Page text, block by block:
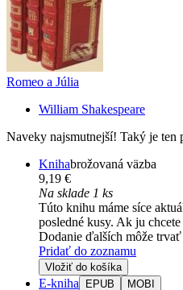
Romeo a Júlia
William Shakespeare
Naveky najsmutnejší! Taký je ten
Knihabrožovaná väzba
9,19 €
Na sklade 1 ks
Túto knihu máme síce
posledné kusy. Ak ju
Dodanie ďalších môže
Pridať do zoznamu
Vložiť do košíka
E-kniha EPUB MOBI